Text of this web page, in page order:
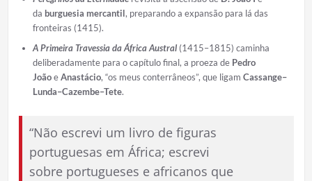
da burguesia mercantil, preparando a expansão para lá das
fronteiras (1415).
A Primeira Travessia da África Austral(1415–1815) caminha
deliberadamente para o capítulo final, a proeza de Pedro
JoãoeAnastácio, “os meus conterrâneos”, que ligam Cassange–
Lunda–Cazembe–Tete.
“Não escrevi um livro de figuras
portuguesas em África; escrevi
sobre portugueses e africanos que